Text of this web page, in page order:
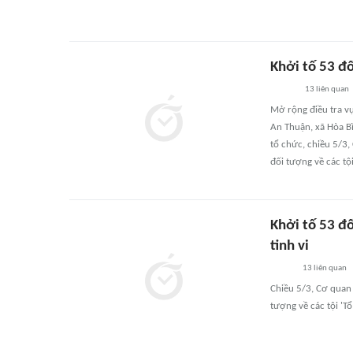
Khởi tố 53
13 liên quan
Mở rộng điều tra
An Thuận, xã Hòa
tổ chức, chiều 5/3,
đối tượng về các
Khởi tố 53
tinh vi
13 liên quan
Chiều 5/3, Cơ
tượng về các tội